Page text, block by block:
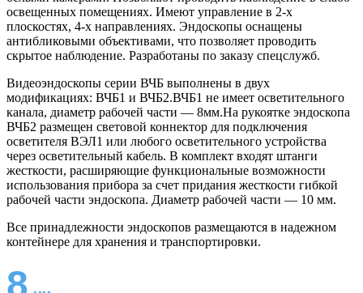
освещенных помещениях. Имеют управление в 2-х
плоскостях, 4-х направлениях. Эндоскопы оснащены
антибликовыми объективами, что позволяет проводить
скрытое наблюдение. Разработаны по заказу спецслужб.
Видеоэндоскопы серии ВЧБ выполнены в двух
модификациях: ВЧБ1 и ВЧБ2.ВЧБ1 не имеет осветительного
канала, диаметр рабочей части — 8мм.На рукоятке эндоскопа
ВЧБ2 размещен световой коннектор для подключения
осветителя ВЭЛ1 или любого осветительного устройства
через осветительный кабель. В комплект входят штанги
жесткости, расширяющие функциональные возможности
использования прибора за счет придания жесткости гибкой
рабочей части эндоскопа. Диаметр рабочей части — 10 мм.
Все принадлежности эндоскопов размещаются в надежном
контейнере для хранения и транспортировки.
8